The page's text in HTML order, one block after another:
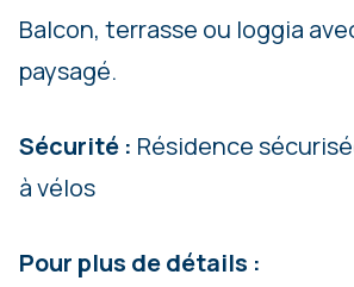
Balcon, terrasse ou loggia
paysagé.
Sécurité : Résidence
à vélos
Pour plus de détails :